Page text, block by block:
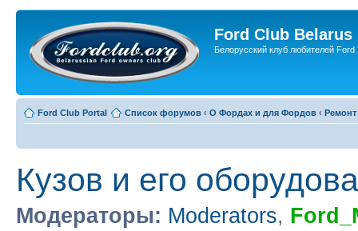
Ford Club Belarus
Белорусский клуб любителей Ford
Ford Club Portal Список форумов ‹ О Фордах и для Фордов ‹
Кузов и его
Модераторы: Moderators,